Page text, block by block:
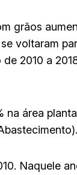
grãos
voltaram
2010 a
área
Naquele